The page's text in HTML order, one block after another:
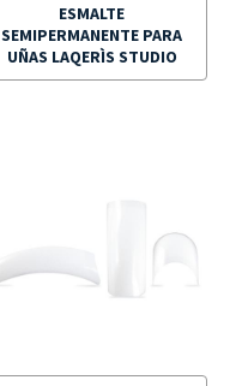
ESMALTE
SEMIPERMANENTE PARA
UÑAS LAQERÌS STUDIO